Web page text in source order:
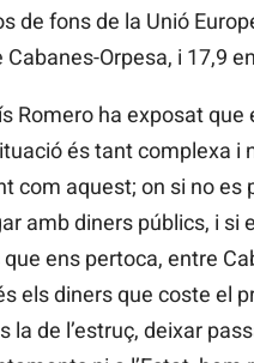
de fons de la Unió
Orpesa, i 17,9
Romero ha exposat que
és tant complexa i
com aquest; on si no
amb diners públics, i si
ens pertoca, entre
els diners que coste el
de l’estruç, deixar